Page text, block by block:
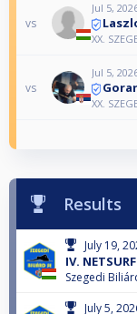
vs
Jul 5,
XX.
vs
Jul 5,
XX.
Results
July 19,
IV.
Szegedi
July 5,